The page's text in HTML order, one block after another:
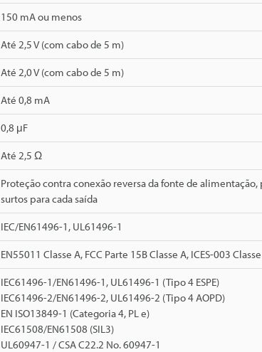
150 mA ou menos
Até 2,5 V (com cabo de 5 m)
Até 2,0 V (com cabo de 5 m)
Até 0,8 mA
0,8 μF
Até 2,5 Ω
Proteção contra conexão reversa da fonte de
surtos para cada saída
IEC/EN61496-1, UL61496-1
EN55011 Classe A, FCC Parte 15B Classe A, ICES-003
IEC61496-1/EN61496-1, UL61496-1 (Tipo 4 ESPE)
IEC61496-2/EN61496-2, UL61496-2 (Tipo 4 AOPD)
EN ISO13849-1 (Categoria 4, PL e)
IEC61508/EN61508 (SIL3)
UL60947-1 / CSA C22.2 No. 60947-1